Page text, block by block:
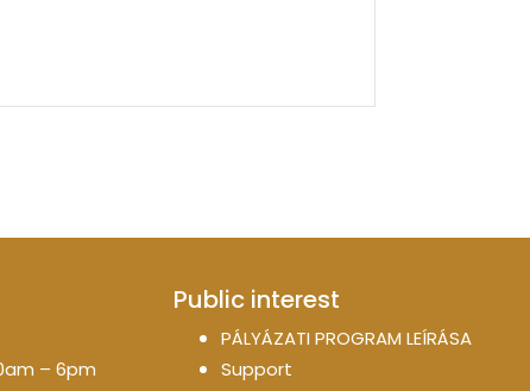
– 6pm
Public interest
PÁLYÁZATI PROGRAM LEÍRÁSA
Support